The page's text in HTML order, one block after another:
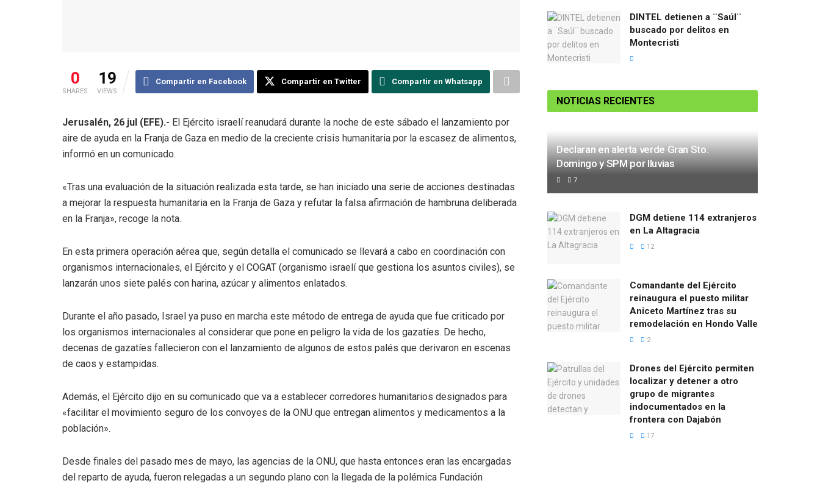
0
SHARES
19
VIEWS
Compartir en Facebook Compartir en Twitter Compartir en Whatsapp
Jerusalén, 26 jul (EFE).- El Ejército israelí reanudará durante la noche de este sábado el lanzamiento por
aire de ayuda en la Franja de Gaza en medio de la creciente crisis humanitaria por la escasez de alimentos,
informó en un comunicado.
«Tras una evaluación de la situación realizada esta tarde, se han iniciado una serie de acciones destinadas
a mejorar la respuesta humanitaria en la Franja de Gaza y refutar la falsa afirmación de hambruna deliberada
en la Franja», recoge la nota.
En esta primera operación aérea que, según detalla el comunicado se llevará a cabo en coordinación con
organismos internacionales, el Ejército y el COGAT (organismo israelí que gestiona los asuntos civiles), se
lanzarán unos siete palés con harina, azúcar y alimentos enlatados.
Durante el año pasado, Israel ya puso en marcha este método de entrega de ayuda que fue criticado por
los organismos internacionales al considerar que pone en peligro la vida de los gazatíes. De hecho,
decenas de gazatíes fallecieron con el lanzamiento de algunos de estos palés que derivaron en escenas
de caos y estampidas.
Además, el Ejército dijo en su comunicado que va a establecer corredores humanitarios designados para
«facilitar el movimiento seguro de los convoyes de la ONU que entregan alimentos y medicamentos a la
población».
Desde finales del pasado mes de mayo, las agencias de la ONU, que hasta entonces eran las encargadas
del reparto de ayuda, fueron relegadas a un segundo plano con la llegada de la polémica Fundación
DINTEL detienen a ¨Saúl¨
buscado por delitos en
Montecristi
NOTICIAS RECIENTES
Declaran en alerta verde Gran Sto.
Domingo y SPM por lluvias
7
DGM detiene 114 extranjeros
en La Altagracia
12
Comandante del Ejército
reinaugura el puesto militar
Aniceto Martínez tras su
remodelación en Hondo Valle
2
Drones del Ejército permiten
localizar y detener a otro
grupo de migrantes
indocumentados en la
frontera con Dajabón
17